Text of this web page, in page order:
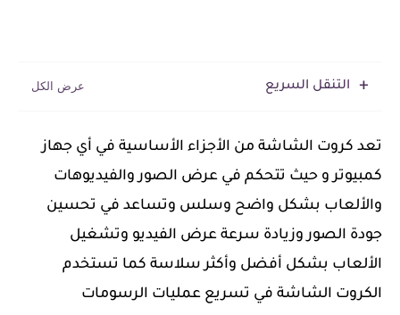
التنقل السريع
تعد كروت الشاشة من الأجزاء الأساسية في أي جهاز
كمبيوتر و حيث تتحكم في عرض الصور والفيديوهات
والألعاب بشكل واضح وسلس وتساعد في تحسين
جودة الصور وزيادة سرعة عرض الفيديو وتشغيل
الألعاب بشكل أفضل وأكثر سلاسة كما تستخدم
الكروت الشاشة في تسريع عمليات الرسومات